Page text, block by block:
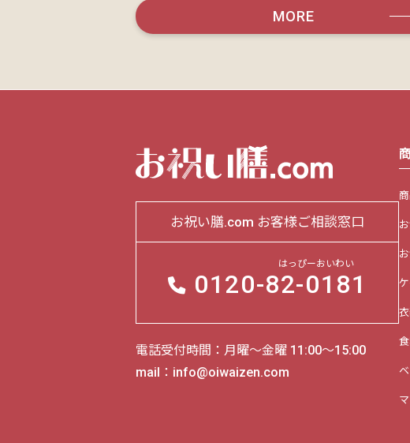
MORE
お祝い膳.com お客様ご相談窓口
0120-82-0181
はっぴーおいわい
電話受付時間：月曜～金曜 11:00～15:00
mail：info@oiwaizen.com